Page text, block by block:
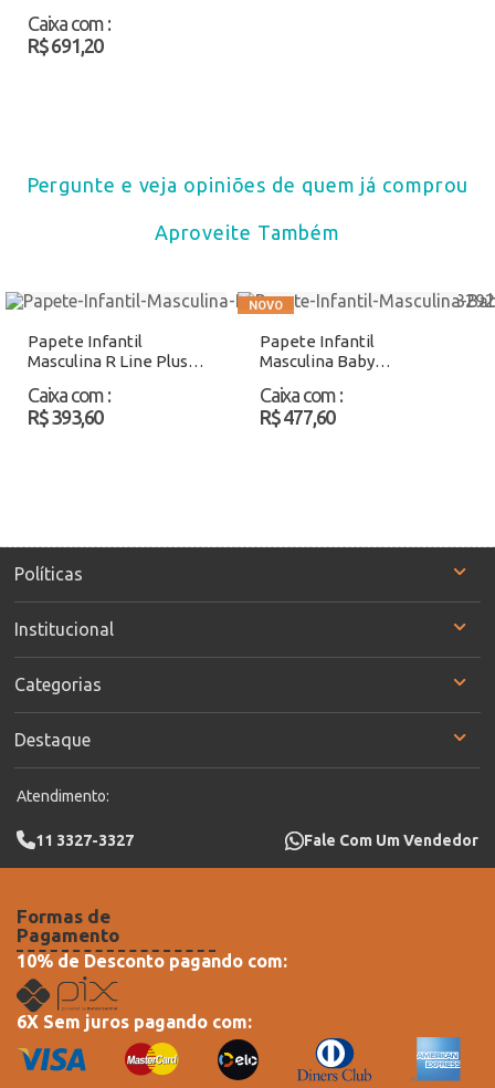
Azul Atacado
Caixa com :
R$ 691,20
Pergunte e veja opiniões de quem já comprou
Aproveite Também
Papete Infantil
Masculina R Line Plus III
Preto/Laranja Atacado
Caixa com :
R$ 393,60
Papete Infantil
Masculina Baby
Bege/Azul Atacado
Caixa com :
R$ 477,60
Políticas
Institucional
Categorias
Destaque
Atendimento:
11 3327-3327 Fale Com Um Vendedor
Formas de
Pagamento
10% de Desconto pagando com:
6X Sem juros pagando com: